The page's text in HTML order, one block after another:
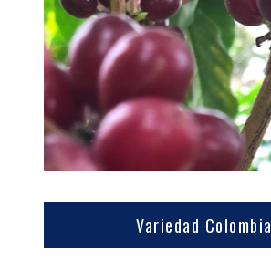
Variedad Colombia